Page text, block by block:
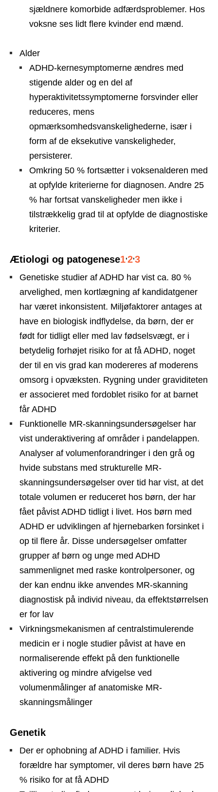
sjældnere komorbide adfærdsproblemer. Hos
voksne ses lidt flere kvinder end mænd.
Alder
ADHD-kernesymptomerne ændres med
stigende alder og en del af
hyperaktivitetssymptomerne forsvinder eller
reduceres, mens
opmærksomhedsvanskelighederne, især i
form af de eksekutive vanskeligheder,
persisterer.
Omkring 50 % fortsætter i voksenalderen med
at opfylde kriterierne for diagnosen. Andre 25
% har fortsat vanskeligheder men ikke i
tilstrækkelig grad til at opfylde de diagnostiske
kriterier.
Ætiologi og patogenese1,2,3
Genetiske studier af ADHD har vist ca. 80 %
arvelighed, men kortlægning af kandidatgener
har været inkonsistent. Miljøfaktorer antages at
have en biologisk indflydelse, da børn, der er
født for tidligt eller med lav fødselsvægt, er i
betydelig forhøjet risiko for at få ADHD, noget
der til en vis grad kan modereres af moderens
omsorg i opvæksten. Rygning under graviditeten
er associeret med fordoblet risiko for at barnet
får ADHD
Funktionelle MR-skanningsundersøgelser har
vist underaktivering af områder i pandelappen.
Analyser af volumenforandringer i den grå og
hvide substans med strukturelle MR-
skanningsundersøgelser over tid har vist, at det
totale volumen er reduceret hos børn, der har
fået påvist ADHD tidligt i livet. Hos børn med
ADHD er udviklingen af hjernebarken forsinket i
op til flere år. Disse undersøgelser omfatter
grupper af børn og unge med ADHD
sammenlignet med raske kontrolpersoner, og
der kan endnu ikke anvendes MR-skanning
diagnostisk på individ niveau, da effektstørrelsen
er for lav
Virkningsmekanismen af centralstimulerende
medicin er i nogle studier påvist at have en
normaliserende effekt på den funktionelle
aktivering og mindre afvigelse ved
volumenmålinger af anatomiske MR-
skanningsmålinger
Genetik
Der er ophobning af ADHD i familier. Hvis
forældre har symptomer, vil deres børn have 25
% risiko for at få ADHD